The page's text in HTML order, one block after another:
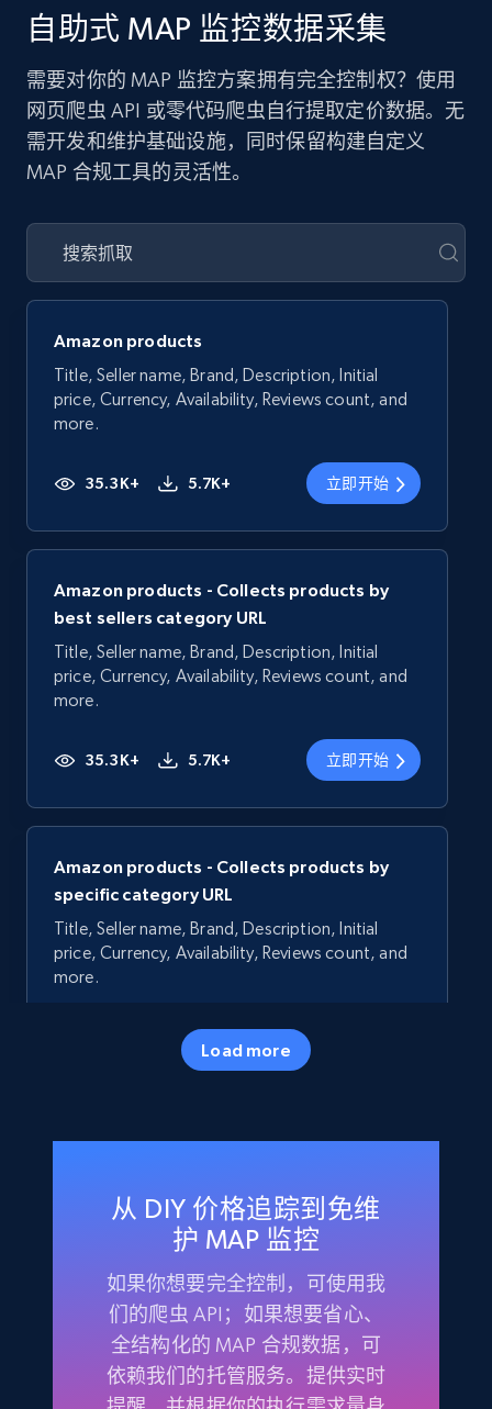
自助式 MAP 监控数据采集
需要对你的 MAP 监控方案拥有完全控制权？使用
网页爬虫 API 或零代码爬虫自行提取定价数据。无
需开发和维护基础设施，同时保留构建自定义
MAP 合规工具的灵活性。
Amazon products
Title, Seller name, Brand, Description, Initial
price, Currency, Availability, Reviews count, and
more.
35.3K+ 5.7K+ 立即开始
Amazon products - Collects products by
best sellers category URL
Title, Seller name, Brand, Description, Initial
price, Currency, Availability, Reviews count, and
more.
35.3K+ 5.7K+ 立即开始
Amazon products - Collects products by
specific category URL
Title, Seller name, Brand, Description, Initial
price, Currency, Availability, Reviews count, and
more.
5.7K+
Amazon products - Collects products by
Title, Seller name, Brand, Description, Initial
price, Currency, Availability, Reviews count, and
35.3K+ 5.7K+ 立即开始
Load more
从 DIY 价格追踪到免维
护 MAP 监控
如果你想要完全控制，可使用我
们的爬虫 API；如果想要省心、
全结构化的 MAP 合规数据，可
依赖我们的托管服务。提供实时